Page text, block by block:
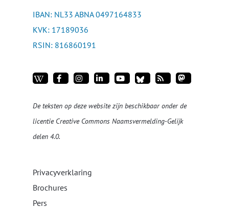
IBAN: NL33 ABNA 0497164833
KVK: 17189036
RSIN: 816860191
De teksten op deze website zijn beschikbaar onder de
licentie Creative Commons Naamsvermelding-Gelijk
delen 4.0.
Privacyverklaring
Brochures
Pers